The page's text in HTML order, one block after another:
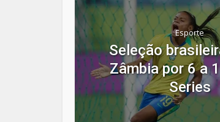
Esporte
Seleção
Zâmbia por 6 a
Series